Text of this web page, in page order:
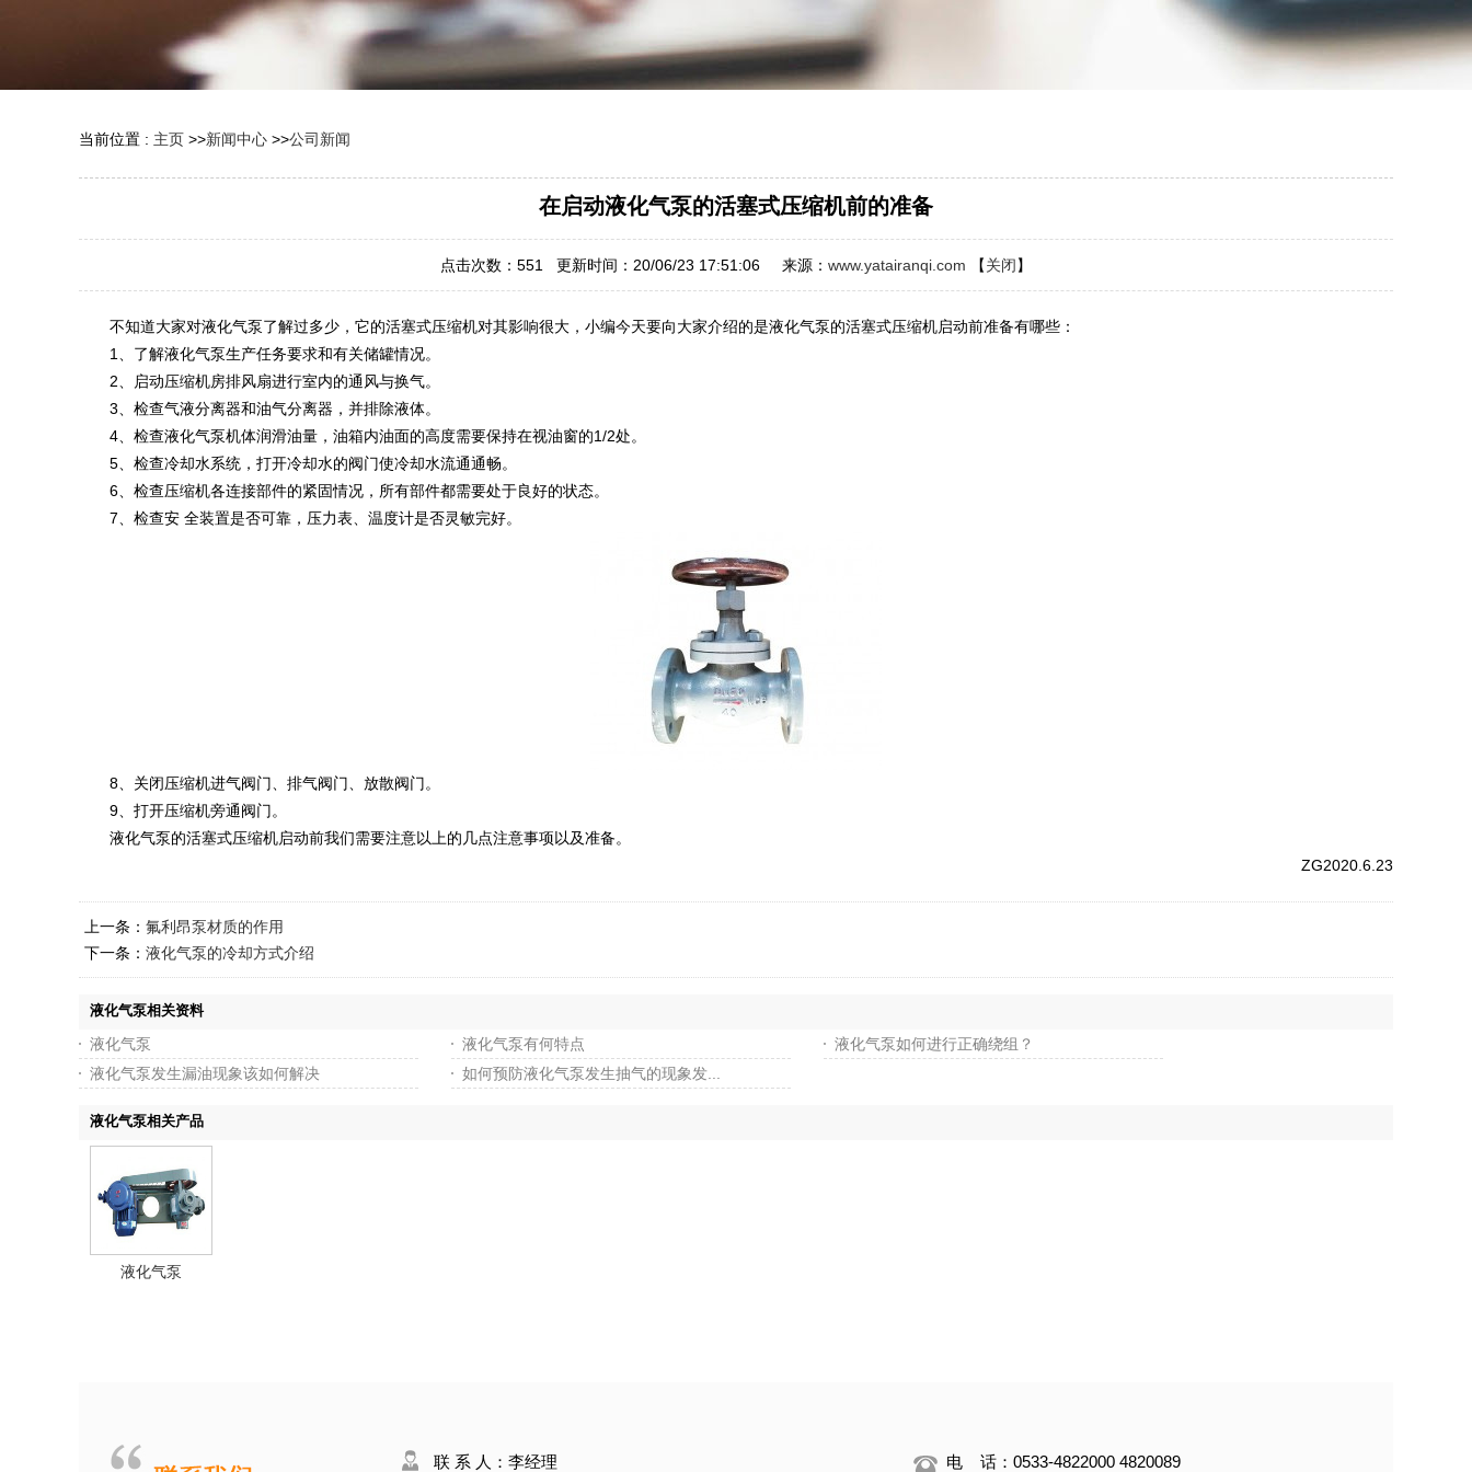
当前位置 : 主页 >>新闻中心 >>公司新闻
在启动液化气泵的活塞式压缩机前的准备
点击次数： 551 更新时间：20/06/23 17:51:06 来源： www.yatairanqi.com 【关闭】
不知道大家对液化气泵了解过多少，它的活塞式压缩机对其影响很大，小编今天要向大家介绍的是液化气泵的活塞式压缩机启动前准备有哪些：
1、了解液化气泵生产任务要求和有关储罐情况。
2、启动压缩机房排风扇进行室内的通风与换气。
3、检查气液分离器和油气分离器，并排除液体。
4、检查液化气泵机体润滑油量，油箱内油面的高度需要保持在视油窗的1/2处。
5、检查冷却水系统，打开冷却水的阀门使冷却水流通通畅。
6、检查压缩机各连接部件的紧固情况，所有部件都需要处于良好的状态。
7、检查安 全装置是否可靠，压力表、温度计是否灵敏完好。
8、关闭压缩机进气阀门、排气阀门、放散阀门。
9、打开压缩机旁通阀门。
液化气泵的活塞式压缩机启动前我们需要注意以上的几点注意事项以及准备。
ZG2020.6.23
上一条： 氟利昂泵材质的作用
下一条： 液化气泵的冷却方式介绍
液化气泵相关资料
液化气泵 液化气泵有何特点
液化气泵如何进行正确绕组？
液化气泵发生漏油现象该如何解决
如何预防液化气泵发生抽气的现象发...
液化气泵相关产品
液化气泵
联 系 人：李经理 电 话：0533-4822000 4820089